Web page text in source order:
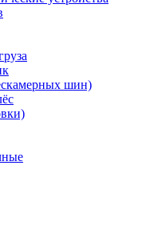
шин)